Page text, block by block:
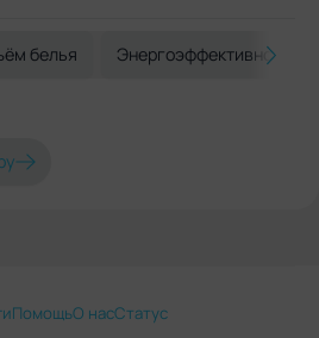
белья Энергоэффективность
ПомощьО насСтатус